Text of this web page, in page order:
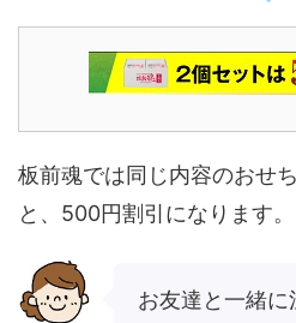
板前魂では同じ内容のおせ
と、500円割引になります。
お友達と一緒